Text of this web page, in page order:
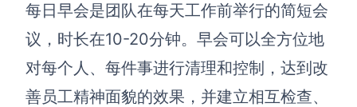
客户端、插件
每日早会是团队在每天工作前举行的简短会
议，时长在10-20分钟。早会可以全方位地
对每个人、每件事进行清理和控制，达到改
善员工精神面貌的效果，并建立相互检查、